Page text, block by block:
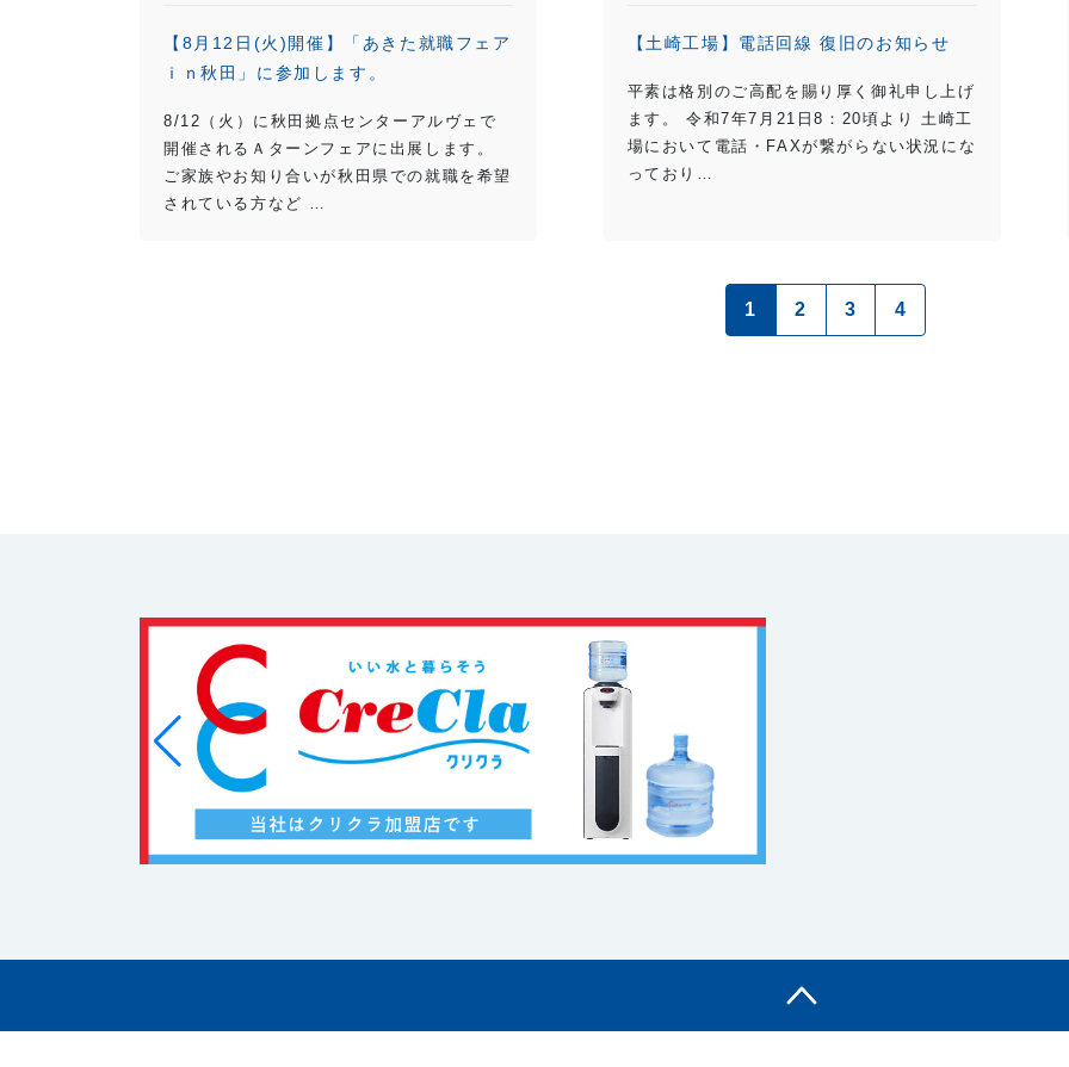
【8月12日(火)開催】「あきた就職フェア
ｉｎ秋田」に参加します。
8/12（火）に秋田拠点センターアルヴェで
開催されるＡターンフェアに出展します。
ご家族やお知り合いが秋田県での就職を希望
されている方など …
【土崎工場】電話回線 復旧のお知らせ
平素は格別のご高配を賜り厚く御礼申し上げ
ます。 令和7年7月21日8：20頃より 土崎工
場において電話・FAXが繋がらない状況にな
っており…
1 （現在のページ）
2 3 4